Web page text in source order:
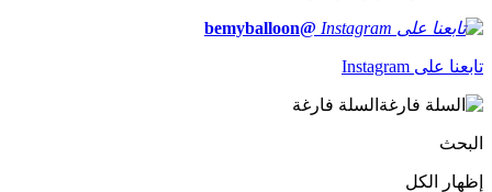
@bemyballoon
تابعنا على Instagram
السلة فارغة
البحث
إظهار الكل